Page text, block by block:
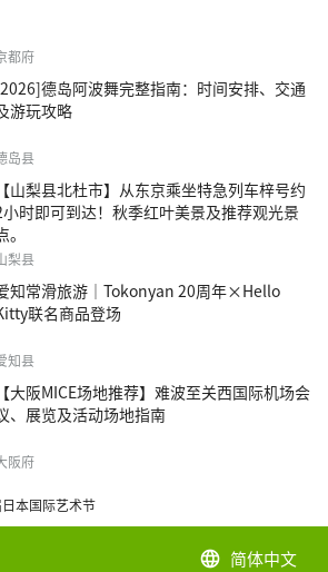
都府
德岛阿波舞完整指南：时间安排、交通
游玩攻略
岛县
【山梨县北杜市】从东京乘坐特急列车梓号约
时即可到达！秋季红叶美景及推荐观光景
。
梨县
知常滑旅游｜Tokonyan 20周年×Hello
联名商品登场
知县
【大阪MICE场地推荐】难波至关西国际机场会
、展览及活动场地指南
阪府
本国际艺术节
language 简体中文